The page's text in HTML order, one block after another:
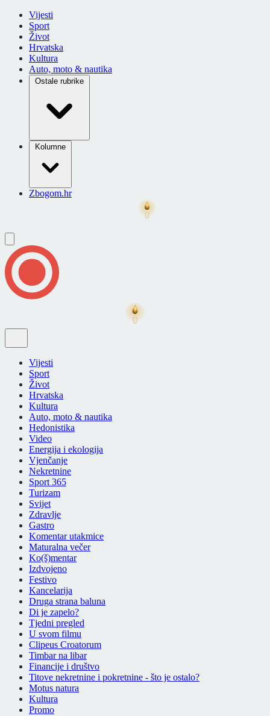
Vijesti
Sport
Život
Hrvatska
Kultura
Auto, moto & nautika
Ostale rubrike
Kolumne
Zbogom.hr
Vijesti
Sport
Život
Hrvatska
Kultura
Auto, moto & nautika
Hedonistika
Video
Energija i ekologija
Vjenčanje
Nekretnine
Sport 365
Turizam
Svijet
Zdravlje
Gastro
Komentar utakmice
Maturalna večer
Ko(š)mentar
Izdvojeno
Festivo
Kancelarija
Druga strana baluna
Di je zapelo?
Tjedni pregled
U svom filmu
Clipeus Croatorum
Timbar na libar
Financije i društvo
Titove nekretnine i pokretnine - što je ostalo?
Motus natura
Kultura
Promo